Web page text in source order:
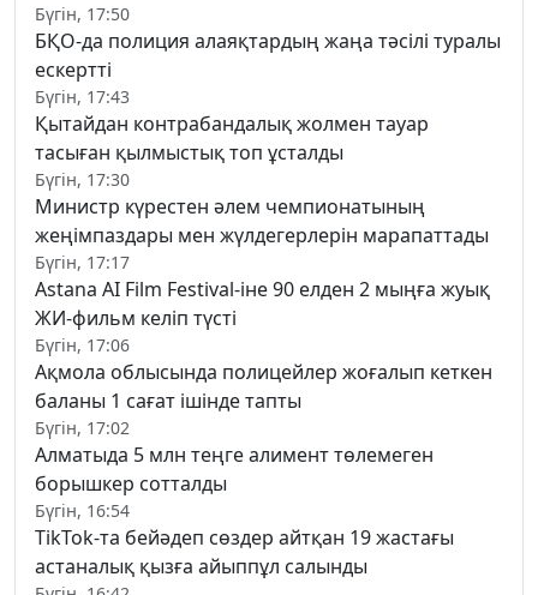
Бүгін, 17:50
БҚО-да полиция алаяқтардың жаңа тәсілі туралы
ескертті
Бүгін, 17:43
Қытайдан контрабандалық жолмен тауар
тасыған қылмыстық топ ұсталды
Бүгін, 17:30
Министр күрестен әлем чемпионатының
жеңімпаздары мен жүлдегерлерін марапаттады
Бүгін, 17:17
Astana AI Film Festival-іне 90 елден 2 мыңға жуық
ЖИ-фильм келіп түсті
Бүгін, 17:06
Ақмола облысында полицейлер жоғалып кеткен
баланы 1 сағат ішінде тапты
Бүгін, 17:02
Алматыда 5 млн теңге алимент төлемеген
борышкер сотталды
Бүгін, 16:54
TikTok-та бейәдеп сөздер айтқан 19 жастағы
астаналық қызға айыппұл салынды